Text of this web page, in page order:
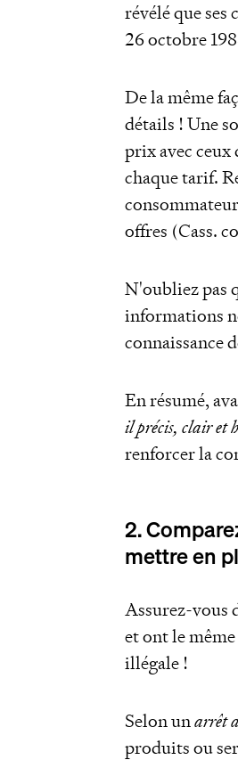
révélé que
26 octobre
De la même
détails ! Une
prix avec ceux
chaque tarif.
offres (Cass.
N'oubliez pas
informations
connaissance
En résumé,
il précis, clair et
renforcer la
2.
mettre en
Assurez-vous
et ont le
illégale !
Selon unarrêt
produits ou